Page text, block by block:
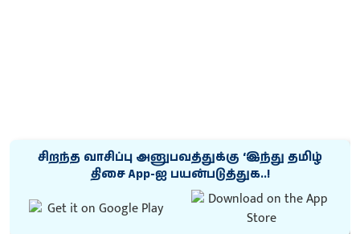
சிறந்த வாசிப்பு அனுபவத்துக்கு ‘இந்து தமிழ்
திசை App-ஐ பயன்படுத்துக..!